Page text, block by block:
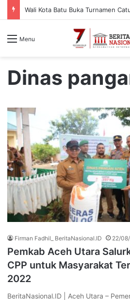
Menu
Dinas
Firman Fadhil_ BeritaNasional.ID 22/
Pemkab Aceh Utara
CPP untuk Masyarakat
2022
BeritaNasional.ID | Aceh Utara –